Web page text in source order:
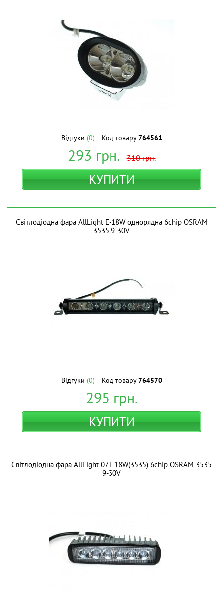
Відгуки (0) Код товару764561
293 грн. 310грн.
КУПИТИ
Світлодіодна фара AllLight E-18W однорядна 6chip OSRAM
3535 9-30V
Відгуки (0) Код товару764570
295 грн.
КУПИТИ
Світлодіодна фара AllLight 07T-18W(3535) 6chip OSRAM 3535
9-30V